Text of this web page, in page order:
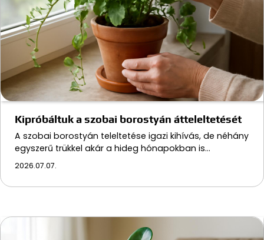
Kipróbáltuk a szobai borostyán átteleltetését
A szobai borostyán teleltetése igazi kihívás, de néhány
egyszerű trükkel akár a hideg hónapokban is…
2026.07.07.